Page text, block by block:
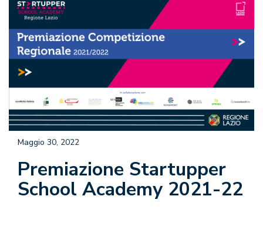
Premiazione Startupper
School Academy 2021-22
Maggio 30, 2022